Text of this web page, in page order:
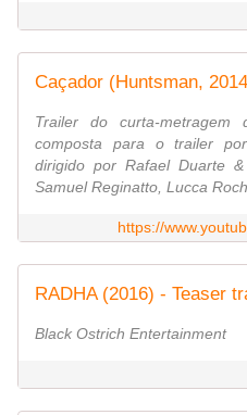
Caçador (Huntsman,
Trailer do curta-metragem
composta para o trailer
dirigido por Rafael Duarte
Samuel Reginatto, Lucca
https://
RADHA (2016) - Teaser
Black Ostrich Entertainment